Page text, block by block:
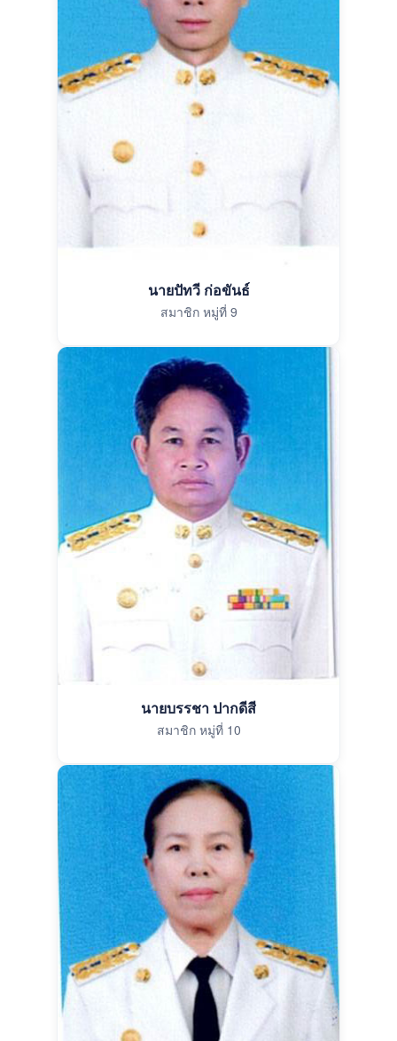
นายปัทวี ก่อขันธ์
สมาชิก หมู่ที่ 9
นายบรรชา ปากดีสี
สมาชิก หมู่ที่ 10